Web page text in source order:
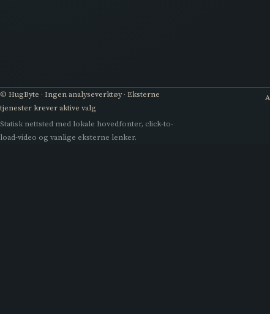
© HugByte · Ingen analyseverktøy · Eksterne
tjenester krever aktive valg
Statisk nettsted med lokale hovedfonter, click-to-
load-video og vanlige eksterne lenker.